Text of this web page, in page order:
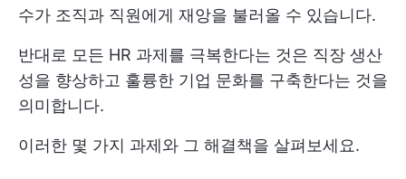
수가 조직과 직원에게 재앙을 불러올 수 있습니다.
반대로 모든 HR 과제를 극복한다는 것은 직장 생산
성을 향상하고 훌륭한 기업 문화를 구축한다는 것을
의미합니다.
이러한 몇 가지 과제와 그 해결책을 살펴보세요.